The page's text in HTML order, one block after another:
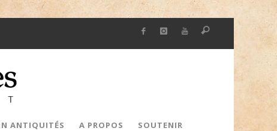
ANTIQUITÉS A PROPOS SOUTENIR